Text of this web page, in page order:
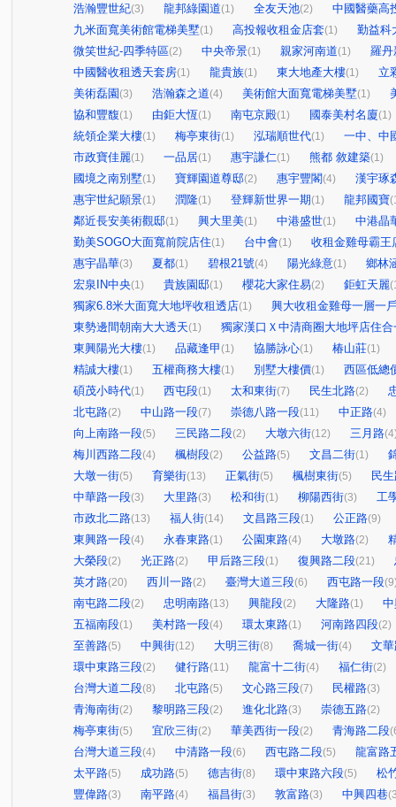
浩瀚豐世紀(3) 龍邦綠園道(1) 全友天池(2)
中國醫藥高
九米面寬美術館電梯美墅(1) 高投報收租金店套(1)
勤益科
微笑世紀-四季特區(2) 中央帝景(1) 親家河南道(1)
羅丹
中國醫收租透天套房(1) 龍貴族(1) 東大地產大樓(1)
立
美術磊園 (3) 浩瀚森之道(4) 美術館大面寬電梯美墅(1)
協和豐馥(1) 由鉅大恆(1) 南屯京殿(1) 國泰美村名廈(1)
統領企業大樓(1) 梅亭東街(1) 泓瑞順世代(1)
一中、中
市政寶佳麗(1) 一品居(1) 惠宇謙仁(1) 熊都 敘建築(1)
國境之南別墅(1) 寶輝園道尊邸(2) 惠宇豐閣(4)
漢宇琢
惠宇世紀願景(1) 潤隆(1) 登輝新世界一期(1) 龍邦國寶
鄰近長安美術觀邸(1) 興大里美(1) 中港盛世(1)
中港晶
勤美SOGO大面寬前院店住(1) 台中會(1)
收租金雞母霸王
惠宇晶華(3) 夏都(1) 碧根21號(4) 陽光綠意(1)
鄉林
宏泉IN中央(1) 貴族園邸(1) 櫻花大家住易(2) 鉅虹天麗
獨家6.8米大面寬大地坪收租透店(1)
興大收租金雞母一層一
東勢邊間朝南大大透天(1)
獨家漢口Ｘ中清商圈大地坪店住合
東興陽光大樓(1) 品藏逢甲 (1) 協勝詠心(1) 椿山莊(1)
精誠大樓(1) 五權商務大樓(1) 別墅大樓價(1)
西區低總
碩茂小時代(1) 西屯段(1) 太和東街(7) 民生北路(2)
北屯路(2) 中山路一段(7) 崇德八路一段(11) 中正路(4)
向上南路一段(5) 三民路二段(2) 大墩六街(12) 三月路
梅川西路二段(4) 楓樹段(2) 公益路(5) 文昌二街(1)
大墩一街(5) 育樂街(13) 正氣街(5) 楓樹東街(5)
民
中華路一段(3) 大里路(3) 松和街(1) 柳陽西街(3)
工
市政北二路(13) 福人街(14) 文昌路三段(1) 公正路(9)
東興路一段(4) 永春東路(1) 公園東路(4) 大墩路(2)
大榮段(2) 光正路(2) 甲后路三段(1) 復興路二段(21)
英才路(20) 西川一路(2) 臺灣大道三段(6) 西屯路一段
南屯路二段(2) 忠明南路(13) 興龍段(2) 大隆路(1)
五福南段(1) 美村路一段(4) 環太東路(1) 河南路四段(2)
至善路(5) 中興街(12) 大明三街(8) 喬城一街(4)
文
環中東路三段(2) 健行路(11) 龍富十二街(4) 福仁街(2)
台灣大道二段(8) 北屯路(5) 文心路三段(7) 民權路(3)
青海南街(2) 黎明路三段(2) 進化北路(3) 崇德五路(2)
梅亭東街(5) 宜欣三街(2) 華美西街一段(2) 青海路二段
台灣大道三段(4) 中清路一段(6) 西屯路二段(5)
龍富路
太平路(5) 成功路(5) 德吉街(8) 環中東路六段(5)
松
豐偉路(3) 南平路(4) 福昌街(3) 敦富路(3) 中興四巷